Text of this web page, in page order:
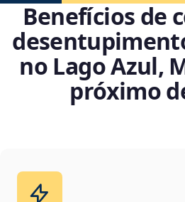
Benefícios de
no Lago Azul,
próximo